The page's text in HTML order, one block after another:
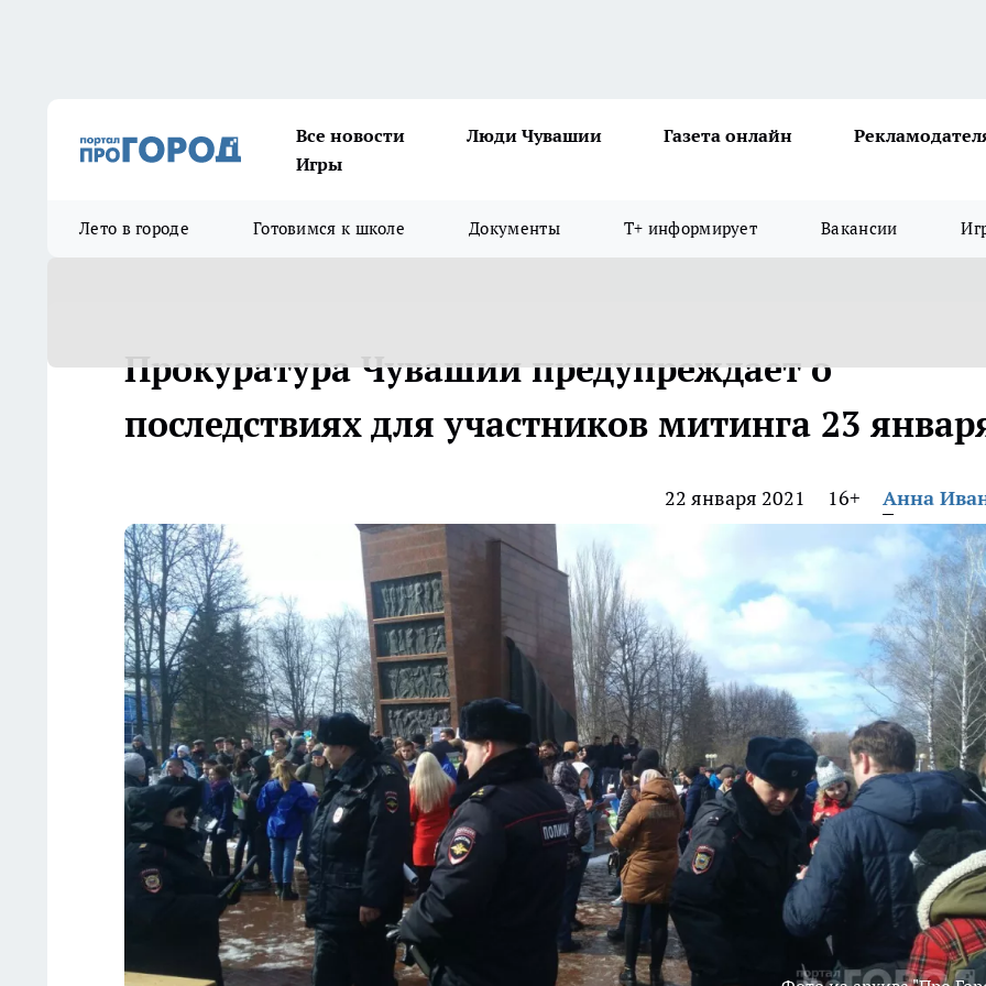
Все новости Люди Чувашии Газета онлайн
Игры
Лето в городе Готовимся к школе Документы Т+ информирует Вакансии
Прокуратура Чувашии предупреждает о
последствиях для участников митинга 23
22 января 2021 16+ Анна